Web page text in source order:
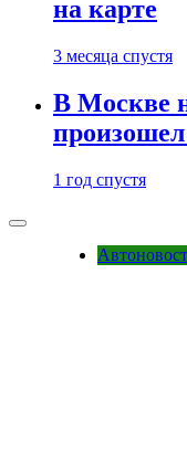
на карте
3 месяца спустя
В Москве
1 год спустя